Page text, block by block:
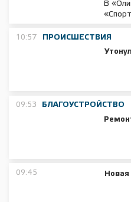
В
10:57 ПРОИСШЕСТВИЯ
09:53 БЛАГОУСТРОЙСТВО
09:45